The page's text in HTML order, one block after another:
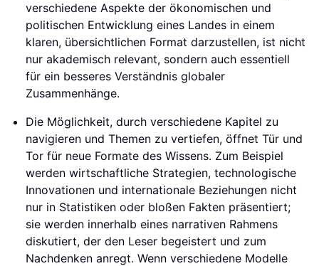
verschiedene Aspekte der ökonomischen und
politischen Entwicklung eines Landes in einem
klaren, übersichtlichen Format darzustellen, ist nicht
nur akademisch relevant, sondern auch essentiell
für ein besseres Verständnis globaler
Zusammenhänge.
Die Möglichkeit, durch verschiedene Kapitel zu
navigieren und Themen zu vertiefen, öffnet Tür und
Tor für neue Formate des Wissens. Zum Beispiel
werden wirtschaftliche Strategien, technologische
Innovationen und internationale Beziehungen nicht
nur in Statistiken oder bloßen Fakten präsentiert;
sie werden innerhalb eines narrativen Rahmens
diskutiert, der den Leser begeistert und zum
Nachdenken anregt. Wenn verschiedene Modelle